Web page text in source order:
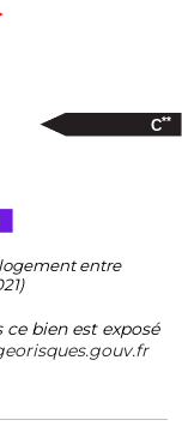
C**
entre
bien est exposé